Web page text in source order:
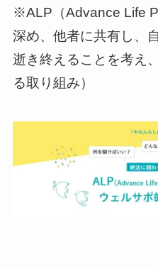
※ALP（Advance Life
深め、他者に共有し、
逝き終えることを考え
る取り組み）